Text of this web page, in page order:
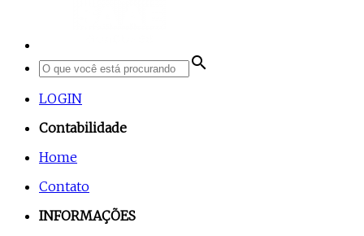
search
LOGIN
Contabilidade
Home
Contato
INFORMAÇÕES